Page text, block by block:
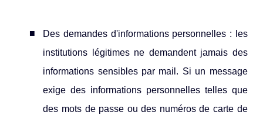
Des demandes d'informations personnelles : les
institutions légitimes ne demandent jamais des
informations sensibles par mail. Si un message
exige des informations personnelles telles que
des mots de passe ou des numéros de carte de